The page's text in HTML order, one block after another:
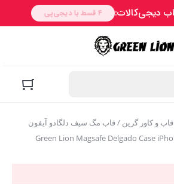
قاب و کاور گرین / قاب مگ سیف دلگادو آیفون